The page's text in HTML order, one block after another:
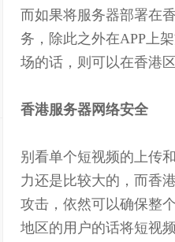
而如果将服务器部署在
务，除此之外在APP上
场的话，则可以在香港
香港服务器网络安全
别看单个短视频的上传
力还是比较大的，而香
攻击，依然可以确保整
地区的用户的话将短视